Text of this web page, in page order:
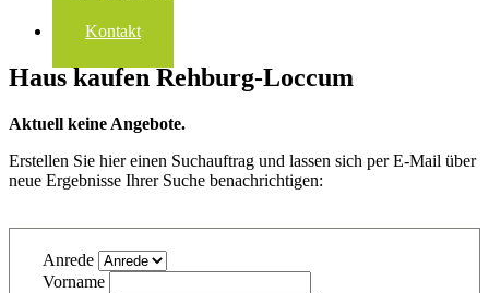
Kontakt
Haus kaufen Rehburg-Loccum
Aktuell keine Angebote.
Erstellen Sie hier einen Suchauftrag und lassen sich per E-Mail über
neue Ergebnisse Ihrer Suche benachrichtigen:
Anrede
Vorname